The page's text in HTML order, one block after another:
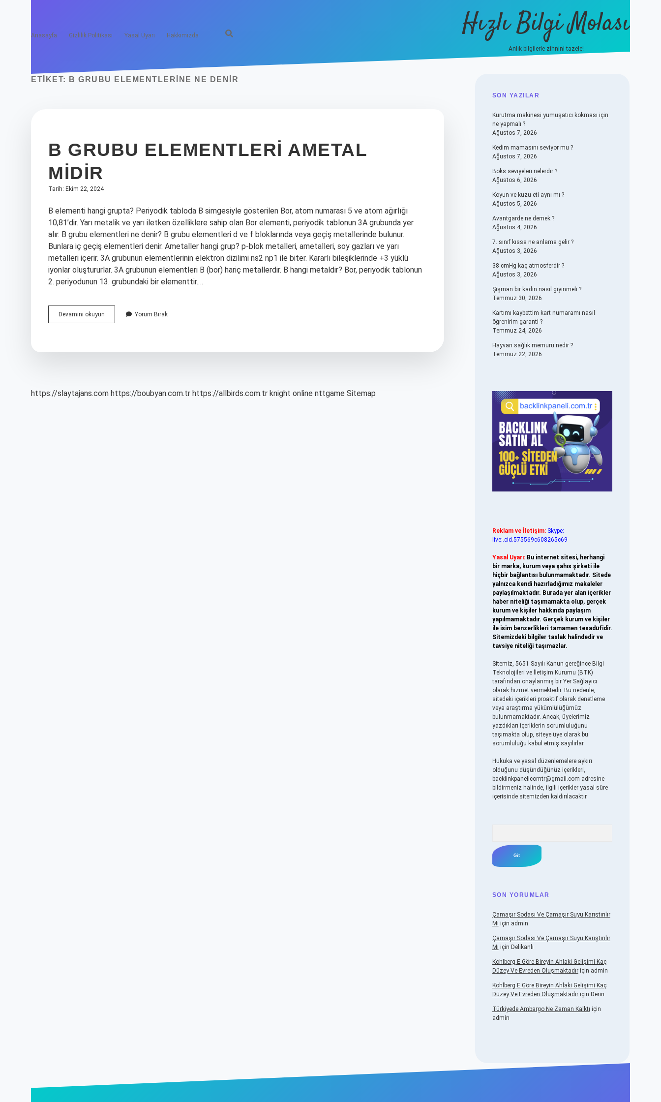
Anasayfa Gizlilik Politikası Yasal Uyarı Hakkımızda Hızlı Bilgi Molası
Anlık bilgilerle zihnini tazele!
ETIKET: B GRUBU ELEMENTLERINE NE DENIR
B GRUBU ELEMENTLERI AMETAL
MIDIR
Tarih: Ekim 22, 2024
B elementi hangi grupta? Periyodik tabloda B simgesiyle gösterilen Bor, atom numarası 5 ve atom ağırlığı
10,81’dir. Yarı metalik ve yarı iletken özelliklere sahip olan Bor elementi, periyodik tablonun 3A grubunda yer
alır. B grubu elementleri ne denir? B grubu elementleri d ve f bloklarında veya geçiş metallerinde bulunur.
Bunlara iç geçiş elementleri denir. Ametaller hangi grup? p-blok metalleri, ametalleri, soy gazları ve yarı
metalleri içerir. 3A grubunun elementlerinin elektron dizilimi ns2 np1 ile biter. Kararlı bileşiklerinde +3 yüklü
iyonlar oluştururlar. 3A grubunun elementleri B (bor) hariç metallerdir. B hangi metaldir? Bor, periyodik tablonun
2. periyodunun 13. grubundaki bir elementtir.…
Devamını okuyun
Grubu
Yorum Bırak
https://slaytajans.com https://boubyan.com.tr https://allbirds.com.tr knight online nttgame Sitemap
SIDEBAR
SON YAZILAR
Kurutma makinesi yumuşatıcı kokması için
ne yapmalı ?
Ağustos 7, 2026
Kedim mamasını seviyor mu ?
Ağustos 7, 2026
Boks seviyeleri nelerdir ?
Ağustos 6, 2026
Koyun ve kuzu eti aynı mı ?
Ağustos 5, 2026
Avantgarde ne demek ?
Ağustos 4, 2026
7. sınıf kıssa ne anlama gelir ?
Ağustos 3, 2026
38 cmHg kaç atmosferdir ?
Ağustos 3, 2026
Şişman bir kadın nasıl giyinmeli ?
Temmuz 30, 2026
Kartımı kaybettim kart numaramı nasıl
öğrenirim garanti ?
Temmuz 24, 2026
Hayvan sağlık memuru nedir ?
Temmuz 22, 2026
Reklam ve İletişim: Skype:
live:.cid.575569c608265c69
Yasal Uyarı: Bu internet sitesi, herhangi
bir marka, kurum veya şahıs şirketi ile
hiçbir bağlantısı bulunmamaktadır. Sitede
yalnızca kendi hazırladığımız makaleler
paylaşılmaktadır. Burada yer alan içerikler
haber niteliği taşımamakta olup, gerçek
kurum ve kişiler hakkında paylaşım
yapılmamaktadır. Gerçek kurum ve kişiler
ile isim benzerlikleri tamamen tesadüfidir.
Sitemizdeki bilgiler taslak halindedir ve
tavsiye niteliği taşımazlar.
Sitemiz, 5651 Sayılı Kanun gereğince Bilgi
Teknolojileri ve İletişim Kurumu (BTK)
tarafından onaylanmış bir Yer Sağlayıcı
olarak hizmet vermektedir. Bu nedenle,
sitedeki içerikleri proaktif olarak denetleme
veya araştırma yükümlülüğümüz
bulunmamaktadır. Ancak, üyelerimiz
yazdıkları içeriklerin sorumluluğunu
taşımakta olup, siteye üye olarak bu
sorumluluğu kabul etmiş sayılırlar.
Hukuka ve yasal düzenlemelere aykırı
olduğunu düşündüğünüz içerikleri,
backlinkpanelicomtr@gmail.com adresine
bildirmeniz halinde, ilgili içerikler yasal süre
içerisinde sitemizden kaldırılacaktır.
SON YORUMLAR
Çamaşır Sodası Ve Çamaşır Suyu Karıştırılır
Mı için admin
Çamaşır Sodası Ve Çamaşır Suyu Karıştırılır
Mı için Delikanlı
Kohlberg E Göre Bireyin Ahlaki Gelişimi Kaç
Düzey Ve Evreden Oluşmaktadıriçin admin
Kohlberg E Göre Bireyin Ahlaki Gelişimi Kaç
Düzey Ve Evreden Oluşmaktadıriçin Derin
Türkiyede Ambargo Ne Zaman Kalktı için
admin